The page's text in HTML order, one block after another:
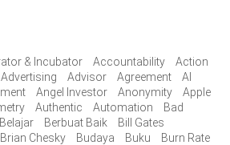
& Incubator Accountability
Action
Advertising Advisor Agreement
AI
Angel Investor Anonymity
Apple
Authentic Automation
Bad
Belajar Berbuat Baik
Bill Gates
Brian Chesky Budaya Buku
Burn Rate